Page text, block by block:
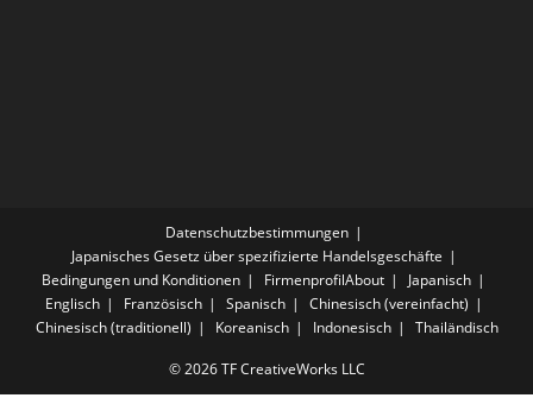
Datenschutzbestimmungen
Japanisches Gesetz über spezifizierte Handelsgeschäfte
Bedingungen und Konditionen
FirmenprofilAbout
Japanisch
Englisch
Französisch Spanisch
Chinesisch (vereinfacht)
Chinesisch (traditionell)
Koreanisch Indonesisch Thailändisch
© 2026 TF CreativeWorks LLC